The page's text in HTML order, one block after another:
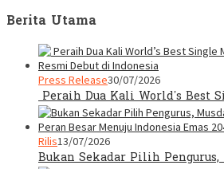
Berita Utama
Press Release30/07/2026
Peraih Dua Kali World’s Best
Rilis13/07/2026
Bukan Sekadar Pilih